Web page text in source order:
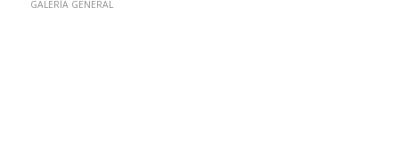
GALERÍA GENERAL